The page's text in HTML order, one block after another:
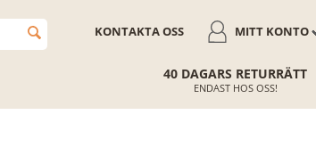
MITT KONTO
KONTAKTA OSS
40 DAGARS RETURRÄTT
ENDAST HOS OSS!